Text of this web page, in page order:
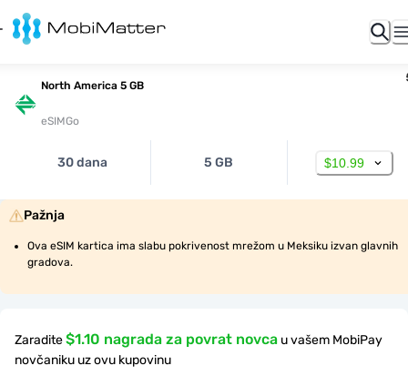
North America 5 GB
eSIMGo
30 dana 5 GB $10.99
Pažnja
Ova eSIM kartica ima slabu pokrivenost mrežom u Meksiku izvan glavnih
gradova.
Zaradite$1.10 nagrada za povrat novca u vašem MobiPay
novčaniku uz ovu kupovinu